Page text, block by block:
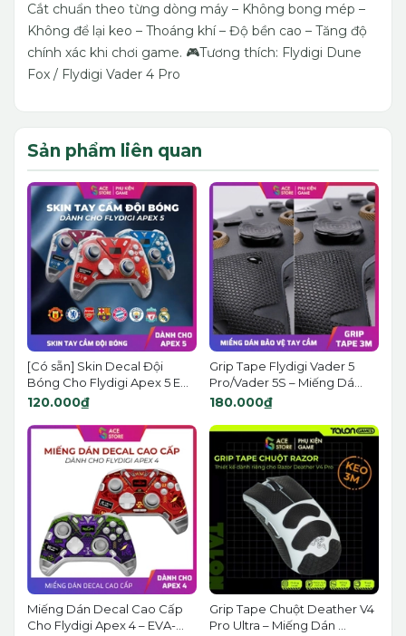
Cắt chuẩn theo từng dòng máy – Không bong mép –
Không để lại keo – Thoáng khí – Độ bền cao – Tăng độ
chính xác khi chơi game. 🎮Tương thích: Flydigi Dune
Fox / Flydigi Vader 4 Pro
Sản phẩm liên quan
[Có sẵn] Skin Decal Đội
Bóng Cho Flydigi Apex 5 E...
120.000₫
Grip Tape Flydigi Vader 5
Pro/Vader 5S – Miếng Dá...
180.000₫
Miếng Dán Decal Cao Cấp
Cho Flydigi Apex 4 – EVA-...
Grip Tape Chuột Deather V4
Pro Ultra – Miếng Dán ...